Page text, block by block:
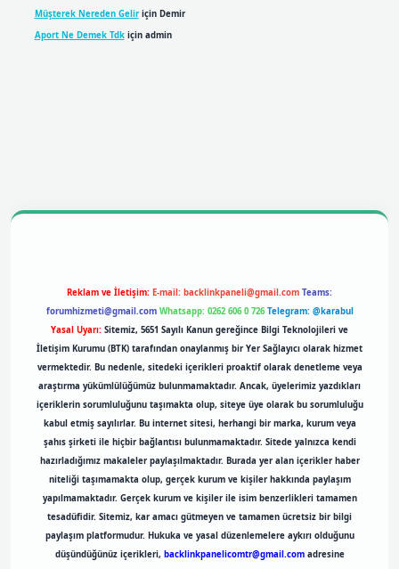
Müşterek Nereden Geliriçin Demir
Aport Ne Demek Tdkiçin admin
Reklam ve İletişim: E-mail: backlinkpaneli@gmail.com Teams:
forumhizmeti@gmail.com Whatsapp: 0262 606 0 726 Telegram: @karabul
Yasal Uyarı: Sitemiz, 5651 Sayılı Kanun gereğince Bilgi Teknolojileri ve
İletişim Kurumu (BTK) tarafından onaylanmış bir Yer Sağlayıcı olarak hizmet
vermektedir. Bu nedenle, sitedeki içerikleri proaktif olarak denetleme veya
araştırma yükümlülüğümüz bulunmamaktadır. Ancak, üyelerimiz yazdıkları
içeriklerin sorumluluğunu taşımakta olup, siteye üye olarak bu sorumluluğu
kabul etmiş sayılırlar. Bu internet sitesi, herhangi bir marka, kurum veya
şahıs şirketi ile hiçbir bağlantısı bulunmamaktadır. Sitede yalnızca kendi
hazırladığımız makaleler paylaşılmaktadır. Burada yer alan içerikler haber
niteliği taşımamakta olup, gerçek kurum ve kişiler hakkında paylaşım
yapılmamaktadır. Gerçek kurum ve kişiler ile isim benzerlikleri tamamen
tesadüfidir. Sitemiz, kar amacı gütmeyen ve tamamen ücretsiz bir bilgi
paylaşım platformudur. Hukuka ve yasal düzenlemelere aykırı olduğunu
düşündüğünüz içerikleri, backlinkpanelicomtr@gmail.comadresine